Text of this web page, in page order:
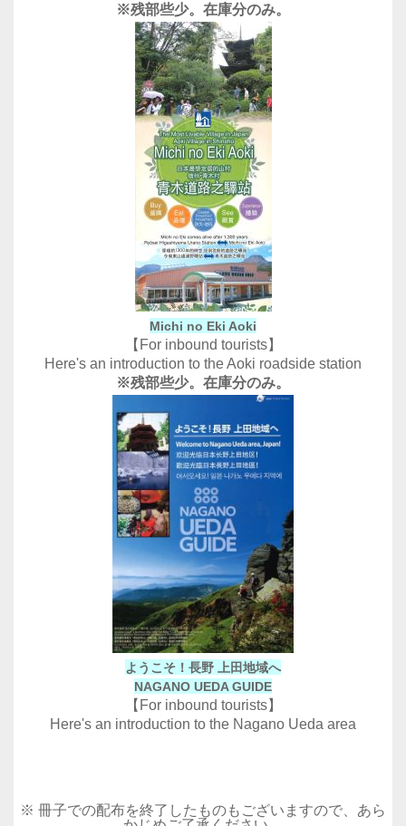
※残部些少。在庫分のみ。
Michi no Eki Aoki
【For inbound tourists】
Here's an introduction to the Aoki roadside station
※残部些少。在庫分のみ。
ようこそ！長野 上田地域へ
NAGANO UEDA GUIDE
【For inbound tourists】
Here's an introduction to the Nagano Ueda area
※ 冊子での配布を終了したものもございますので、あら